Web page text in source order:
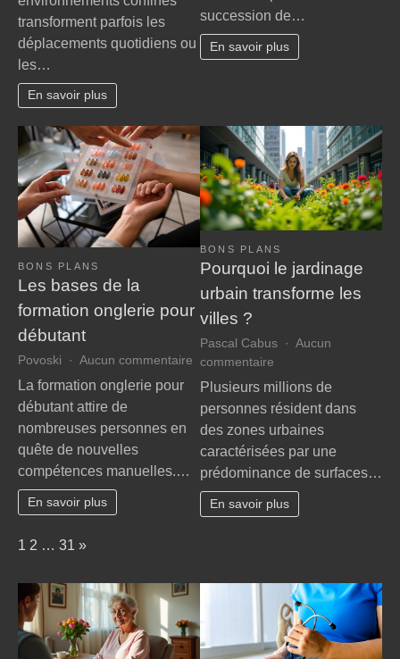
la
solution
discrète
réguler
votre
corporelle
en
public
transforment parfois les
déplacements quotidiens ou
les…
En savoir plus
succession de…
En savoir plus
BONS PLANS
Les bases de la
formation onglerie pour
débutant
Povoski Aucun commentaire sur
bases
de
la
formation
onglerie
pour
débutant
La formation onglerie pour
débutant attire de
nombreuses personnes en
quête de nouvelles
compétences manuelles.…
En savoir plus
BONS PLANS
Pourquoi le jardinage
urbain transforme les
villes ?
Pascal Cabus
Aucun
commentaire
Pourquoi
jardinage
urbain
transforme
les
villes
?
Plusieurs millions de
personnes résident dans
des zones urbaines
caractérisées par une
prédominance de surfaces…
En savoir plus
Page:
1 2 … 31 Next
»